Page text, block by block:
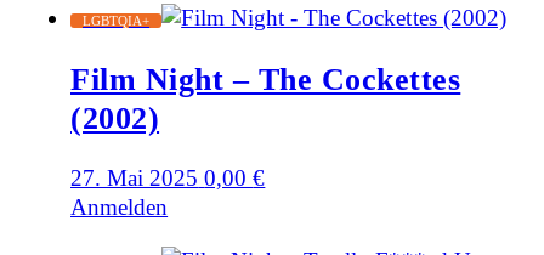
LGBTQIA+
Film Night – The Cockettes
(2002)
27. Mai 2025 0,00€
Anmelden